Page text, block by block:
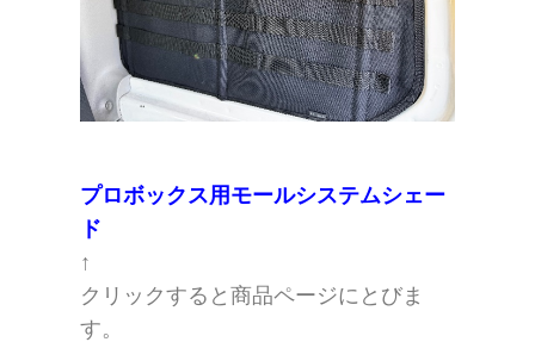
プロボックス用モールシステムシェー
ド
↑
クリックすると商品ページにとびま
す。